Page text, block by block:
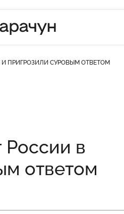
ПРИГРОЗИЛИ СУРОВЫМ ОТВЕТОМ
в
ответом